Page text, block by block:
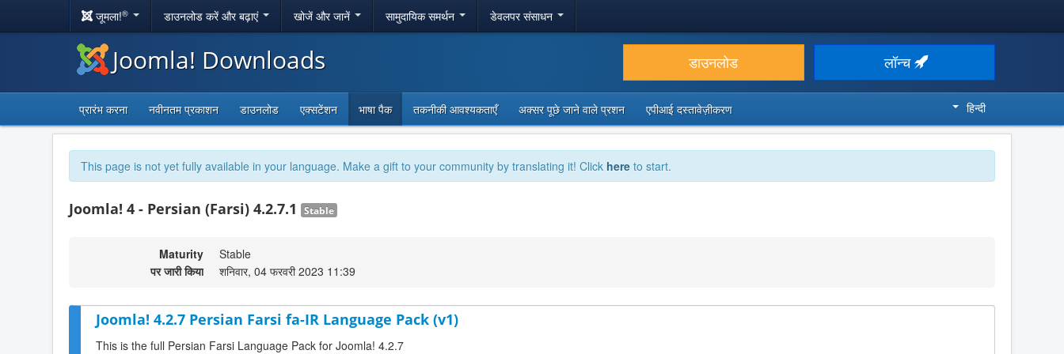
जूमला!® डाउनलोड करें और बढ़ाएं खोजें और जानें सामुदायिक समर्थन डेवलपर संसाधन
Joomla! Downloads डाउनलोड लॉन्च
प्रारंभ करना नवीनतम प्रकाशन डाउनलोड एक्सटेंशन भाषा पैक तकनीकी आवश्यकताएँ अक्सर पूछे जाने वाले प्रशन एपीआई दस्तावेज़ीकरण हिन्दी
This page is not yet fully available in your language. Make a gift to your community by translating it! Click here to start.
Joomla! 4 - Persian (Farsi) 4.2.7.1 Stable
Maturity
Stable
पर जारी किया
शनिवार, 04 फरवरी 2023 11:39
Joomla! 4.2.7 Persian Farsi fa-IR Language Pack (v1)
This is the full Persian Farsi Language Pack for Joomla! 4.2.7